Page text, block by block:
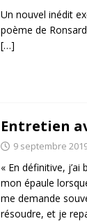
Un nouvel inédit
poème de
[…]
Entretien
9 septembre
« En définitive,
mon épaule
me demande
résoudre, et je